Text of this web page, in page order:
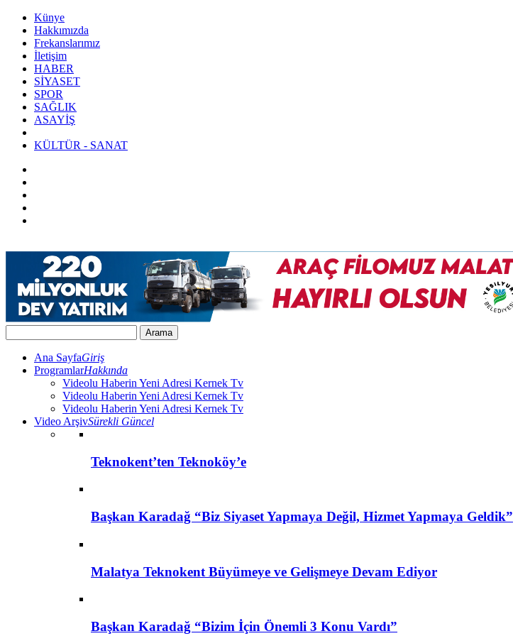
Künye
Hakkımızda
Frekanslarımız
İletişim
HABER
SİYASET
SPOR
SAĞLIK
ASAYİŞ
KÜLTÜR - SANAT
Ana SayfaGiriş
ProgramlarHakkında
Videolu Haberin Yeni Adresi Kernek Tv
Videolu Haberin Yeni Adresi Kernek Tv
Videolu Haberin Yeni Adresi Kernek Tv
Video ArşivSürekli Güncel
Teknokent’ten Teknoköy’e
Başkan Karadağ “Biz Siyaset Yapmaya Değil, Hizmet Yapmaya Geldik”
Malatya Teknokent Büyümeye ve Gelişmeye Devam Ediyor
Başkan Karadağ “Bizim İçin Önemli 3 Konu Vardı”